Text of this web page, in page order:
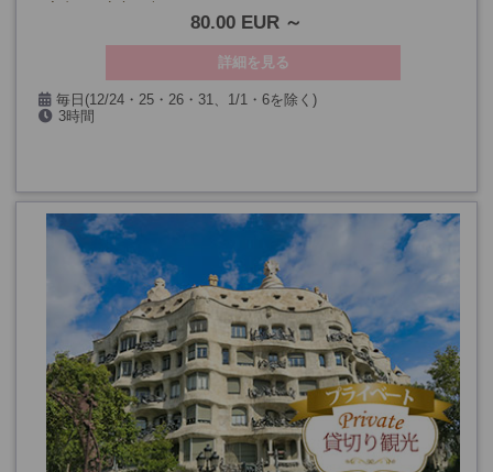
80.00 EUR
詳細を見る
毎日(12/24・25・26・31、1/1・6を除く)
3時間